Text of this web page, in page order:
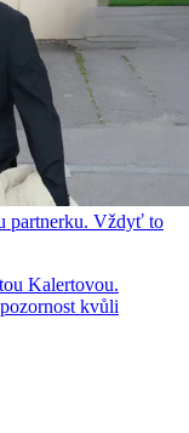
partnerku. Vždyť to
Kalertovou.
kvůli